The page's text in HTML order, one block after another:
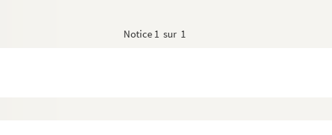
Notice 1 sur 1